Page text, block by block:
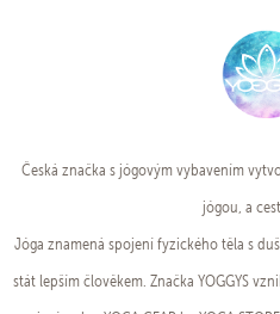
Česká značka s jógovým vybavením
jógou, a
Jóga znamená spojení fyzického těla s
stát lepším člověkem. Značka YOGGYS